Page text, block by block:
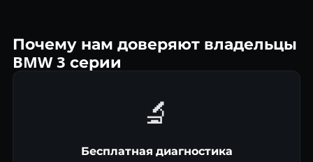
Почему нам доверяют владельцы
BMW 3 серии
🔬
Бесплатная диагностика